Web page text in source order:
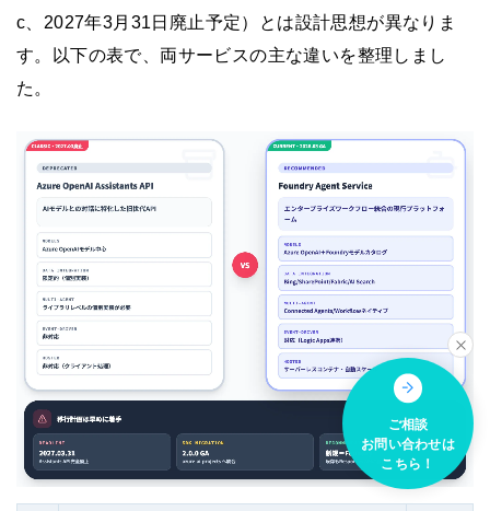
c、2027年3月31日廃止予定）とは設計思想が異なりま
す。以下の表で、両サービスの主な違いを整理しまし
た。
ご相談
お問い合わせは
こちら！